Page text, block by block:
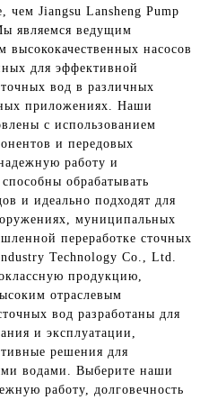
Jiangsu Lansheng Pump
являемся ведущим
насосов
для эффективной
вод в различных
приложениях. Наши
с использованием
и передовых
работу и
обрабатывать
и идеально подходят для
муниципальных
переработке сточных
Technology Co., Ltd.
продукцию,
отраслевым
вод разработаны для
и эксплуатации,
решения для
водами. Выберите наши
работу, долговечность